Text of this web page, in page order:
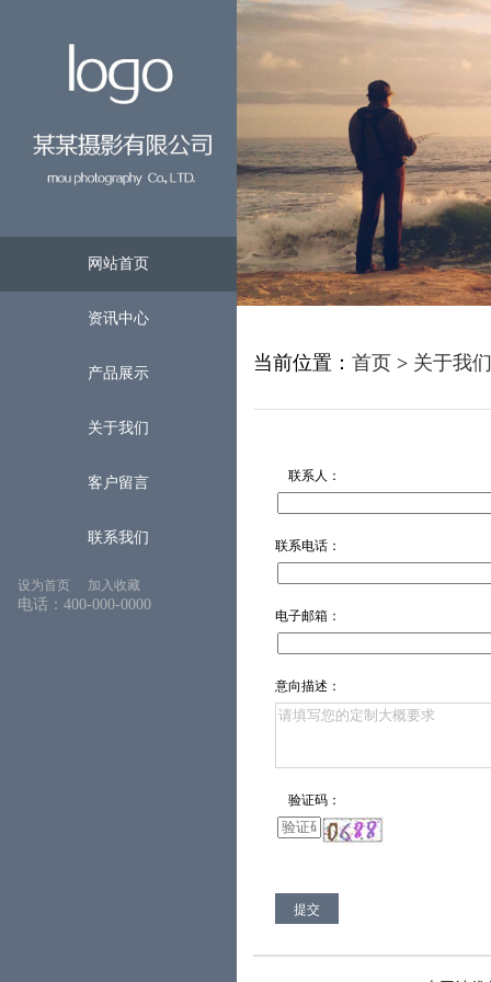
网站首页
资讯中心
产品展示
关于我们
客户留言
联系我们
设为首页 加入收藏
电话：400-000-0000
当前位置： 首页> 关于我们
联系人：
联系电话：
电子邮箱：
意向描述：
验证码：